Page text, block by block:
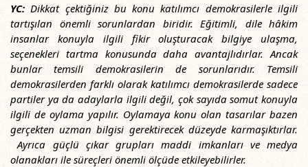
YC: Dikkat çektiğiniz bu konu katılımcı demokrasilerle ilgili
tartışılan önemli sorunlardan biridir. Eğitimli, dile hâkim
insanlar konuyla ilgili fikir oluşturacak bilgiye ulaşma,
seçenekleri tartma konusunda daha avantajlıdırlar. Ancak
bunlar temsili demokrasilerin de sorunlarıdır. Temsili
demokrasilerden farklı olarak katılımcı demokrasilerde sadece
partiler ya da adaylarla ilgili değil, çok sayıda somut konuyla
ilgili de oylama yapılır. Oylamaya konu olan tasarılar bazen
gerçekten uzman bilgisi gerektirecek düzeyde karmaşıktırlar.
Ayrıca güçlü çıkar grupları maddi imkanları ve medya
olanakları ile süreçleri önemli ölçüde etkileyebilirler.